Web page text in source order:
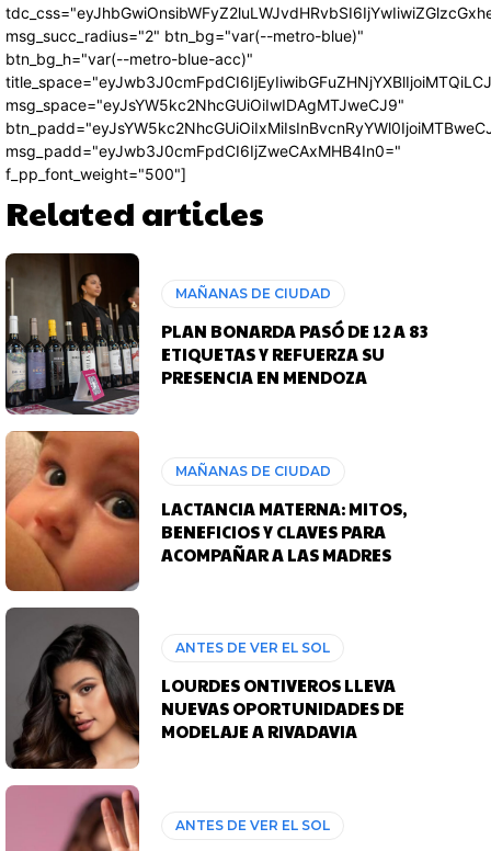
msg_succ_radius="2" btn_bg="var(--metro-blue)"
btn_bg_h="var(--metro-blue-acc)"
msg_space="eyJsYW5kc2NhcGUiOiIwIDAgMTJweCJ9"
msg_padd="eyJwb3J0cmFpdCI6IjZweCAxMHB4In0="
f_pp_font_weight="500"]
Related articles
MAÑANAS DE CIUDAD
PLAN BONARDA PASÓ DE 12 A 83
ETIQUETAS Y REFUERZA SU
PRESENCIA EN MENDOZA
MAÑANAS DE CIUDAD
LACTANCIA MATERNA: MITOS,
BENEFICIOS Y CLAVES PARA
ACOMPAÑAR A LAS MADRES
ANTES DE VER EL SOL
LOURDES ONTIVEROS LLEVA
NUEVAS OPORTUNIDADES DE
MODELAJE A RIVADAVIA
ANTES DE VER EL SOL